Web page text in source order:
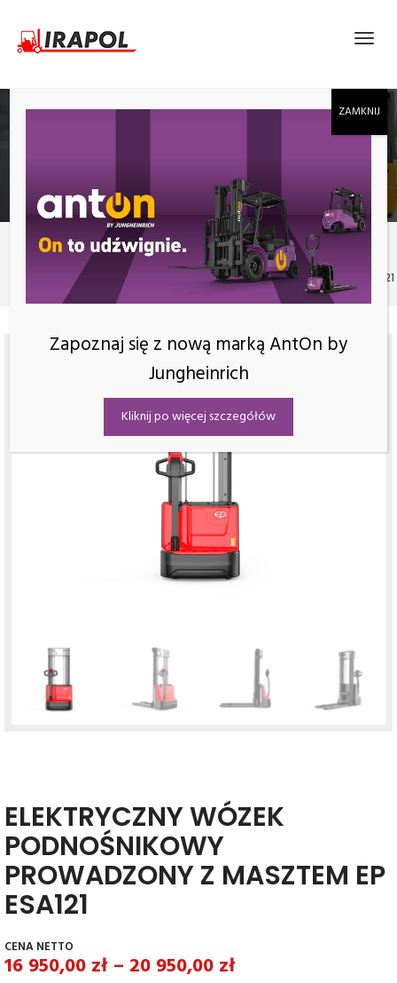
ELEKTRYCZNY WÓZEK PODNOŚNIKOWY
Produkty
Elektryczny wózek podnośnikowy prowadzony z masztem EP ESA121
ELEKTRYCZNY WÓZEK
PODNOŚNIKOWY
PROWADZONY Z MASZTEM EP
ESA121
16 950,00 zł – 20 950,00 zł
Zapoznaj się z nową marką AntOn by
Jungheinrich
Kliknij po więcej szczegółów